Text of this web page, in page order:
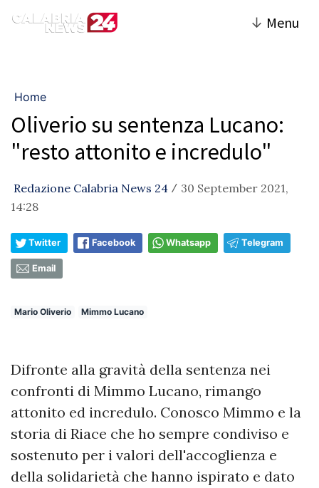
↓ Menu
Home
Oliverio su sentenza Lucano:
"resto attonito e incredulo"
Redazione Calabria News 24 / 30 September 2021,
14:28
Twitter Facebook Whatsapp Telegram
Email
Mario Oliverio Mimmo Lucano
Difronte alla gravità della sentenza nei
confronti di Mimmo Lucano, rimango
attonito ed incredulo. Conosco Mimmo e la
storia di Riace che ho sempre condiviso e
sostenuto per i valori dell'accoglienza e
della solidarietà che hanno ispirato e dato